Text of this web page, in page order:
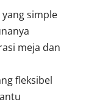
simple
meja dan
fleksibel